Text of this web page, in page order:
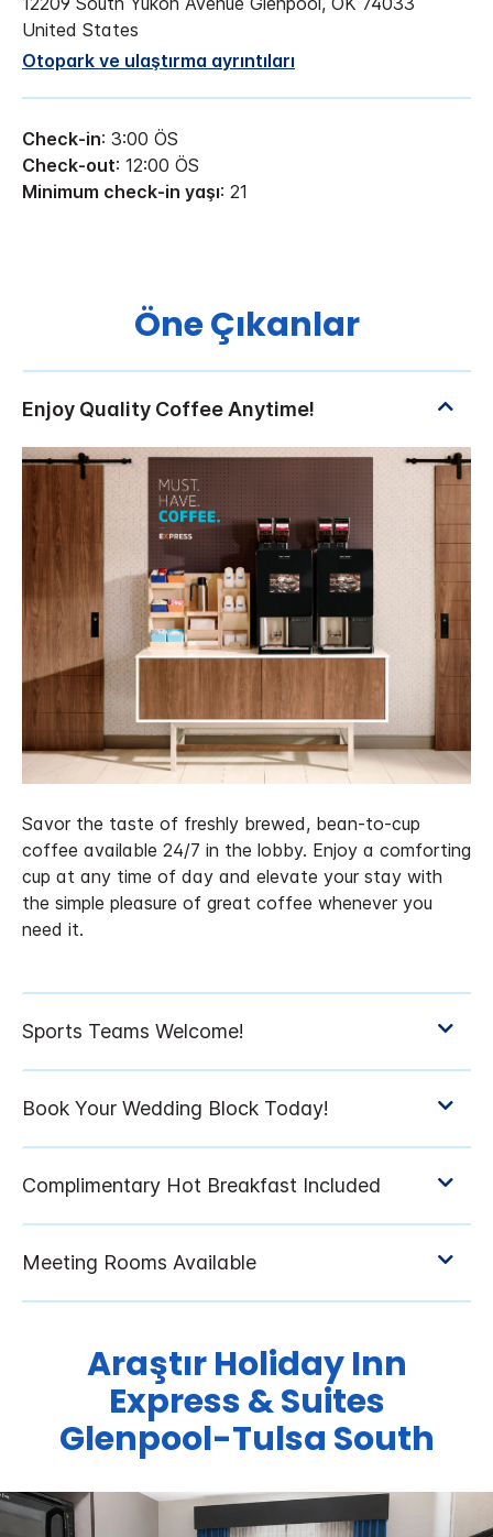
United States
Otopark ve ulaştırma ayrıntıları
Check-in: 3:00 ÖS
Check-out: 12:00 ÖS
Minimum check-in yaşı: 21
Öne Çıkanlar
Savor the taste of freshly brewed, bean-to-cup
coffee available 24/7 in the lobby. Enjoy a comforting
cup at any time of day and elevate your stay with
the simple pleasure of great coffee whenever you
need it.
AraştırHoliday Inn
Express & Suites
Glenpool-Tulsa South